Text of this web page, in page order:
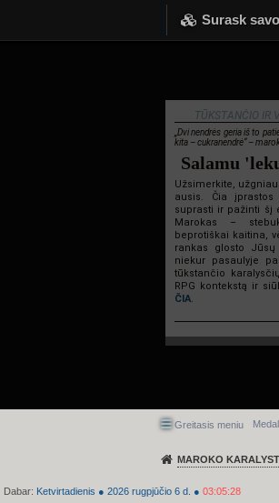
Surask
TŪKSTANČIO IR
„Dvi nendrės geria iš to
kita – cukranendrė“ –
Užsimerkite,
ausis. Čia
suprasti ir pažinti šį
Marokas –
beprotiškai kaitina,
rankas glosto
niekur pasaulyje
tūkstančio
RPG kontekstą ir
ČIA.
Greitasis meniu
MAROKO
Dabar: Ketvirtadienis ● 2026 rugpjūčio 6 d. ● 03:05:29